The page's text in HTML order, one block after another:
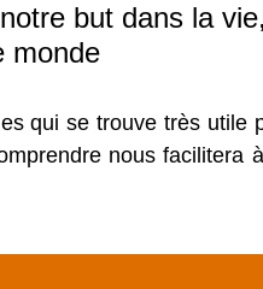
but dans la
monde
qui se trouve très utile
nous facilitera